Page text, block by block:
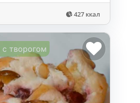
427 ккал
с творогом